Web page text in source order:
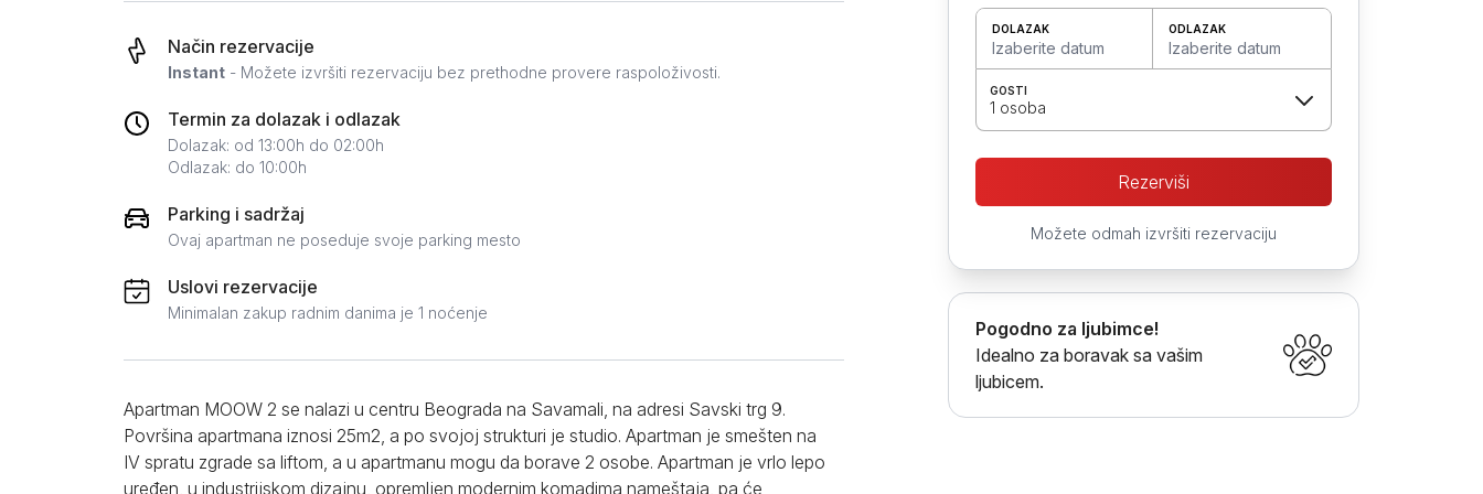
Način rezervacije
Instant - Možete izvršiti rezervaciju bez prethodne provere raspoloživosti.
Termin za dolazak i odlazak
Dolazak: od 13:00h do 02:00h
Odlazak: do 10:00h
Parking i sadržaj
Ovaj apartman ne poseduje svoje parking mesto
Uslovi rezervacije
Minimalan zakup radnim danima je 1 noćenje
Apartman MOOW 2 se nalazi u centru Beograda na Savamali, na adresi Savski trg 9.
Površina apartmana iznosi 25m2, a po svojoj strukturi je studio. Apartman je smešten na
IV spratu zgrade sa liftom, a u apartmanu mogu da borave 2 osobe. Apartman je vrlo lepo
uređen, u industrijskom dizajnu, opremljen modernim komadima nameštaja, pa će
DOLAZAK
Izaberite datum
ODLAZAK
Izaberite datum
GOSTI
1 osoba
Rezerviši
Možete odmah izvršiti rezervaciju
Pogodno za ljubimce!
Idealno za boravak sa vašim
ljubicem.